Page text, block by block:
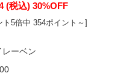
(税込) 30%OFF
ト5倍中 354ポイント～]
レーベン